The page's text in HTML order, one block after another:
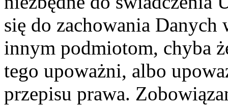
się do zachowania
innym podmiotom, chyba
tego upoważni, albo
przepisu prawa.